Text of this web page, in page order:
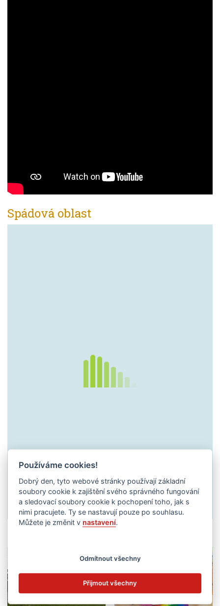
Spádová oblast
Používáme cookies!
Dobrý den, tyto webové stránky používají základní
soubory cookie k zajištění svého správného fungování
a sledovací soubory cookie k pochopení toho, jak s
nimi pracujete. Ty se nastavují pouze po souhlasu.
Můžete je změnit v nastavení.
Odmítnout všechny
Přijmout všechny